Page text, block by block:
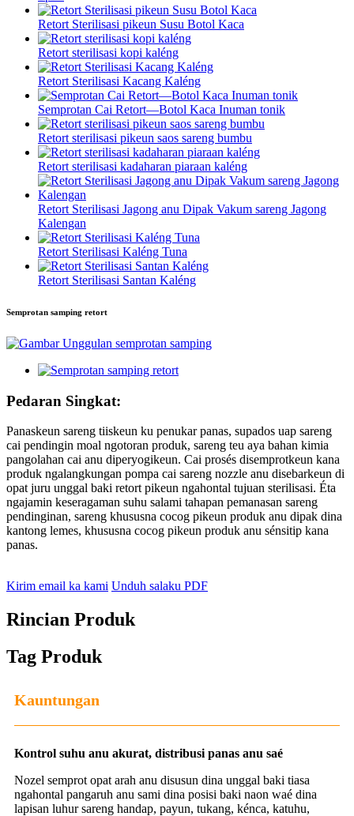
Retort Sterilisasi pikeun Susu Botol Kaca
Retort sterilisasi kopi kaléng
Retort Sterilisasi Kacang Kaléng
Semprotan Cai Retort—Botol Kaca Inuman tonik
Retort sterilisasi pikeun saos sareng bumbu
Retort sterilisasi kadaharan piaraan kaléng
Retort Sterilisasi Jagong anu Dipak Vakum sareng Jagong
Kalengan
Retort Sterilisasi Kaléng Tuna
Retort Sterilisasi Santan Kaléng
Semprotan samping retort
Pedaran Singkat:
Panaskeun sareng tiiskeun ku penukar panas, supados uap sareng
cai pendingin moal ngotoran produk, sareng teu aya bahan kimia
pangolahan cai anu diperyogikeun. Cai prosés disemprotkeun kana
produk ngalangkungan pompa cai sareng nozzle anu disebarkeun di
opat juru unggal baki retort pikeun ngahontal tujuan sterilisasi. Éta
ngajamin keseragaman suhu salami tahapan pemanasan sareng
pendinginan, sareng khususna cocog pikeun produk anu dipak dina
kantong lemes, khususna cocog pikeun produk anu sénsitip kana
panas.
Kirim email ka kami Unduh salaku PDF
Rincian Produk
Tag Produk
Kauntungan
Kontrol suhu anu akurat, distribusi panas anu saé
Nozel semprot opat arah anu disusun dina unggal baki tiasa
ngahontal pangaruh anu sami dina posisi baki naon waé dina
lapisan luhur sareng handap, payun, tukang, kénca, katuhu,